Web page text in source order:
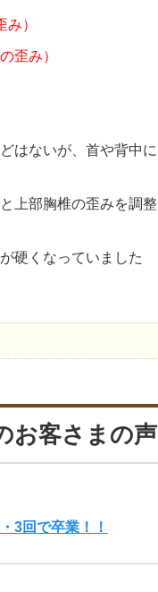
）
歪み）
はないが、首や背中
上部胸椎の歪みを調
硬くなっていました
お客さまの声
3回で卒業！！